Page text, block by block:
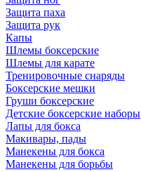
Защита паха
Защита рук
Капы
Шлемы боксерские
Шлемы для карате
Тренировочные снаряды
Боксерские мешки
Груши боксерские
Детские боксерские наборы
Лапы для бокса
Макивары, пады
Манекены для бокса
Манекены для борьбы